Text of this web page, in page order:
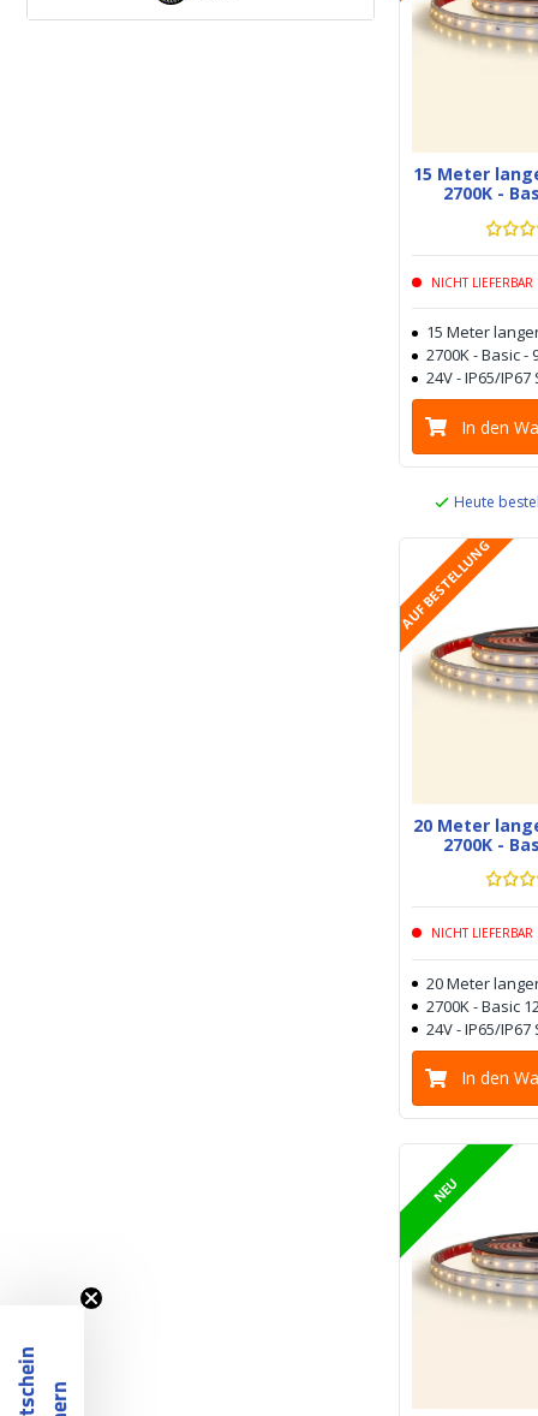
15 Meter
2700K -
NICHT LIEFERBAR
15 Meter
2700K - Basic -
24V - IP65/IP67
In den
Heute
AUF BESTELLUNG
20 Meter
2700K -
NICHT LIEFERBAR
20 Meter
2700K - Basic
24V - IP65/IP67
In den
NEU